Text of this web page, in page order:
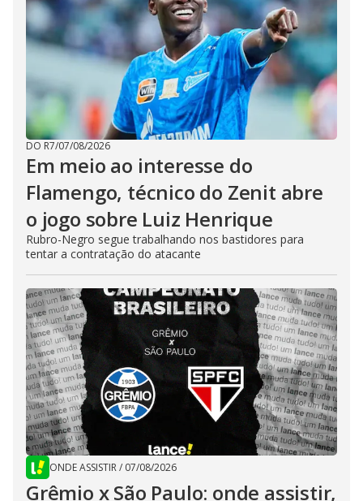
DO R7/07/08/2026
Em meio ao interesse do
Flamengo, técnico do Zenit abre
o jogo sobre Luiz Henrique
Rubro-Negro segue trabalhando nos bastidores para
tentar a contratação do atacante
ONDE ASSISTIR/ 07/08/2026
Grêmio x São Paulo: onde assistir,